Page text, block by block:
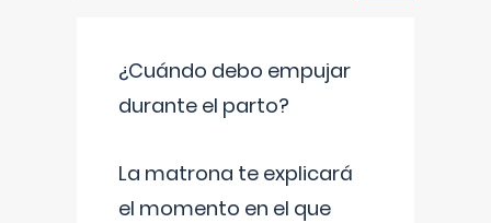
¿Cuándo debo empujar
durante el parto?
La matrona te explicará
el momento en el que